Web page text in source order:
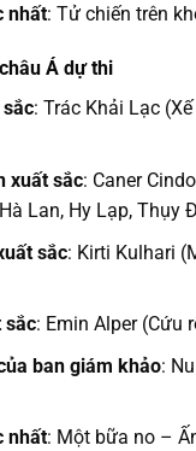
nhất: Tử chiến trên
Á dự thi
sắc: Trác Khải Lạc
xuất sắc: Caner
Lan, Hy Lạp, Thụy
sắc: Kirti Kulhari
sắc: Emin Alper (Cứu
ban giám khảo:
nhất: Một bữa no –